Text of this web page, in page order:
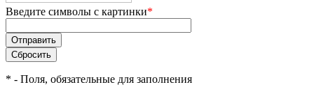
Введите символы с картинки*
* - Поля, обязательные для заполнения